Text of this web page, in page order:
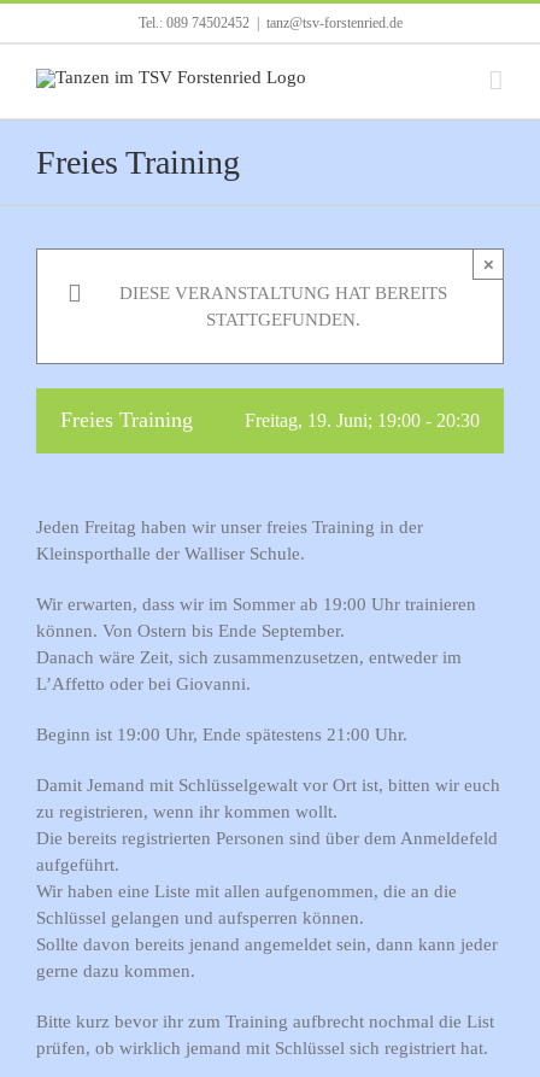
Inhalt
springen
Tel.: 089 74502452 tanz@tsv-forstenried.de
Freies Training
DIESE VERANSTALTUNG HAT BEREITS
STATTGEFUNDEN.
×
Freies Training Freitag, 19. Juni; 19:00 - 20:30
Jeden Freitag haben wir unser freies Training in der
Kleinsporthalle der Walliser Schule.
Wir erwarten, dass wir im Sommer ab 19:00 Uhr trainieren
können. Von Ostern bis Ende September.
Danach wäre Zeit, sich zusammenzusetzen, entweder im
L’Affetto oder bei Giovanni.
Beginn ist 19:00 Uhr, Ende spätestens 21:00 Uhr.
Damit Jemand mit Schlüsselgewalt vor Ort ist, bitten wir euch
zu registrieren, wenn ihr kommen wollt.
Die bereits registrierten Personen sind über dem Anmeldefeld
aufgeführt.
Wir haben eine Liste mit allen aufgenommen, die an die
Schlüssel gelangen und aufsperren können.
Sollte davon bereits jenand angemeldet sein, dann kann jeder
gerne dazu kommen.
Bitte kurz bevor ihr zum Training aufbrecht nochmal die List
prüfen, ob wirklich jemand mit Schlüssel sich registriert hat.